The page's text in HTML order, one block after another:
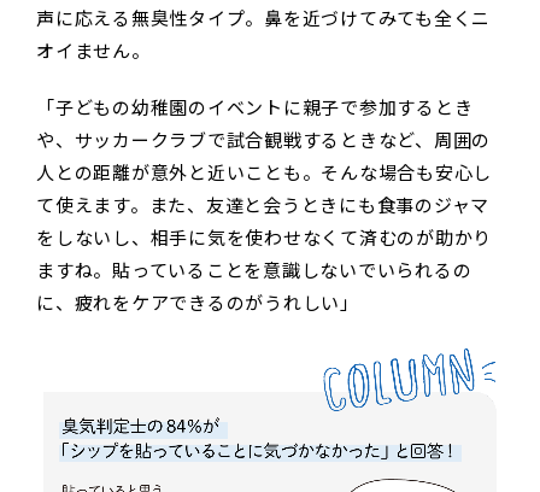
声に応える無臭性タイプ。鼻を近づけてみても全くニ
オイません。
「子どもの幼稚園のイベントに親子で参加するとき
や、サッカークラブで試合観戦するときなど、周囲の
人との距離が意外と近いことも。そんな場合も安心し
て使えます。また、友達と会うときにも食事のジャマ
をしないし、相手に気を使わせなくて済むのが助かり
ますね。貼っていることを意識しないでいられるの
に、疲れをケアできるのがうれしい」